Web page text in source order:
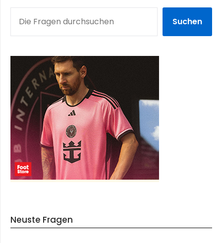
Suchen
Neuste Fragen